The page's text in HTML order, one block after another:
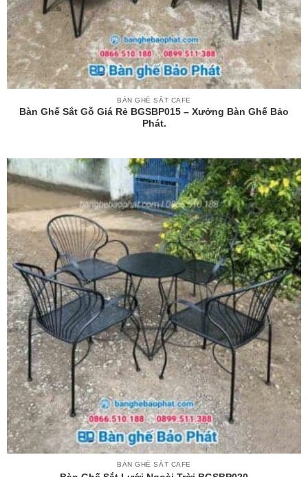
BÀN GHẾ SẮT CAFE
Bàn Ghế Sắt Gỗ Giá Rẻ BGSBP015 – Xưởng Bàn Ghế Bảo
Phát.
BÀN GHẾ SẮT CAFE